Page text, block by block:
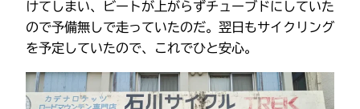
けてしまい、ビートが上がらずチューブドにしていた
ので予備無しで走っていたのだ。翌日もサイクリング
を予定していたので、これでひと安心。